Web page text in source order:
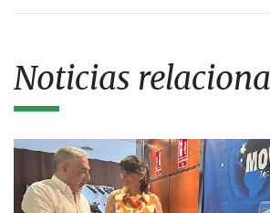
Noticias